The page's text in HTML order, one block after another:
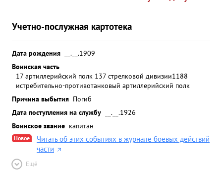
Учетно-послужная картотека
Дата рождения
__.__.1909
Воинская часть
17 артиллерийский полк 137 стрелковой дивизии1188
истребительно-противотанковый артиллерийский полк
Причина выбытия Погиб
Дата поступления на службу
__.__.1926
Воинское звание капитан
Новое
Читать об этих событиях в журнале боевых действий
части
Ещё